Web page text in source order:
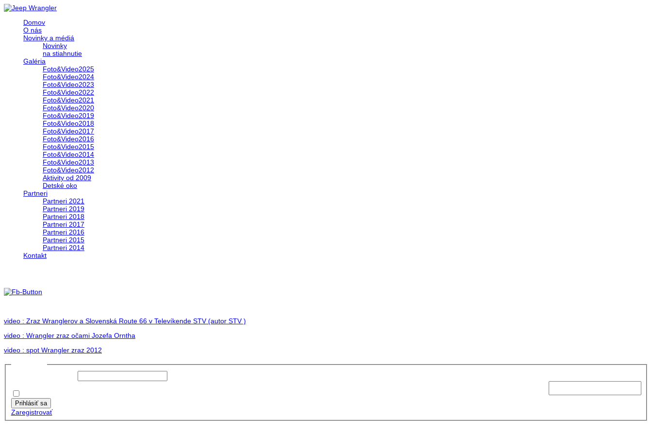
Domov
O nás
Novinky a médiá
Novinky
na stiahnutie
Galéria
Foto&Video2025
Foto&Video2024
Foto&Video2023
Foto&Video2022
Foto&Video2021
Foto&Video2020
Foto&Video2019
Foto&Video2018
Foto&Video2017
Foto&Video2016
Foto&Video2015
Foto&Video2014
Foto&Video2013
Foto&Video2012
Aktivity od 2009
Detské oko
Partneri
Partneri 2021
Partneri 2019
Partneri 2018
Partneri 2017
Partneri 2016
Partneri 2015
Partneri 2014
Kontakt
video : Zraz Wranglerov a Slovenská Route 66 v Televíkende STV (autor STV )
video : Wrangler zraz očami Jozefa Orntha
video : spot Wrangler zraz 2012
Prihlásiť sa
Zaregistrovať